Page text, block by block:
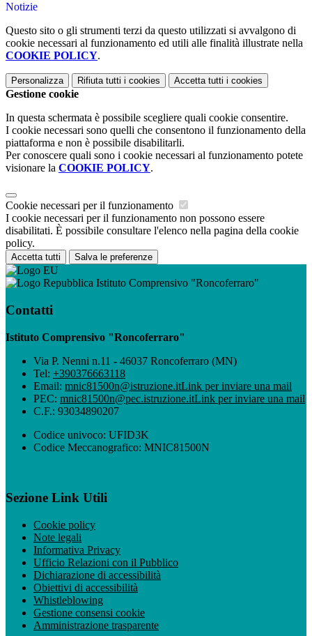
Notizie
Questo sito o gli strumenti terzi da questo utilizzati si avvalgono di
cookie necessari al funzionamento ed utili alle finalità illustrate nella
COOKIE POLICY.
Personalizza Rifiuta tutti i cookies Accetta tutti i cookies
Gestione cookie
In questa schermata è possibile scegliere quali cookie consentire.
I cookie necessari sono quelli che consentono il funzionamento della
piattaforma e non è possibile disabilitarli.
Per conoscere quali sono i cookie necessari al funzionamento potete
visionare la COOKIE POLICY.
Cookie necessari per il funzionamento
I cookie necessari per il funzionamento non possono essere
disabilitati. È possibile consultare l'elenco nella pagina della cookie
policy.
Accetta tutti Salva le preferenze
Istituto Comprensivo "Roncoferraro"
Contatti
Istituto Comprensivo "Roncoferraro"
Via P. Nenni n.11 - 46037 Roncoferraro (MN)
Tel: +390376663118
Email: mnic81500n@istruzione.itLink per inviare una mail
PEC: mnic81500n@pec.istruzione.itLink per inviare una mail
C.F.: 93034890207
Codice univoco: UFID3K
Codice Meccanografico: MNIC81500N
Sezione Link Utili
Cookie policy
Note legali
Informativa Privacy
Ufficio Relazioni con il Pubblico
Dichiarazione di accessibilità
Obiettivi di accessibilità
Whistleblowing
Gestione consensi cookie
Amministrazione trasparente